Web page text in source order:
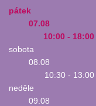
pátek
07.08
10:00 - 18:00
sobota
08.08
10:30 - 13:00
neděle
09.08